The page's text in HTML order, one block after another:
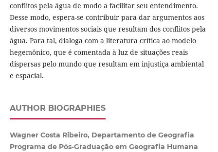
conflitos pela água de modo a facilitar seu entendimento.
Desse modo, espera-se contribuir para dar argumentos aos
diversos movimentos sociais que resultam dos conflitos pela
água. Para tal, dialoga com a literatura crítica ao modelo
hegemônico, que é comentada à luz de situações reais
dispersas pelo mundo que resultam em injustiça ambiental
e espacial.
AUTHOR BIOGRAPHIES
Wagner Costa Ribeiro, Departamento de Geografia
Programa de Pós-Graduação em Geografia Humana